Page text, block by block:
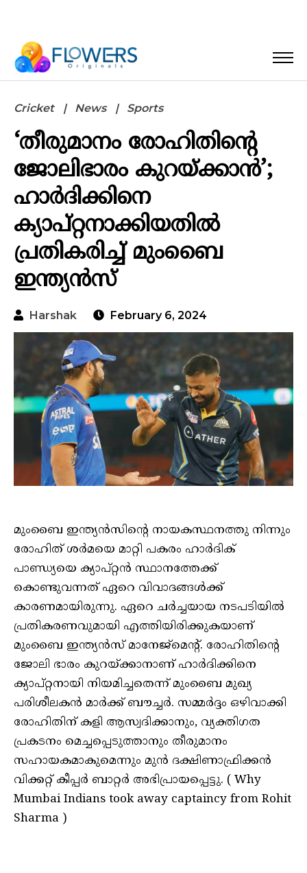
Cricket News Sports
‘തീരുമാനം രോഹിതിന്റെ
ജോലിഭാരം കുറയ്ക്കാൻ’;
ഹാർദിക്കിനെ
ക്യാപ്റ്റനാക്കിയതിൽ
പ്രതികരിച്ച് മുംബൈ
ഇന്ത്യൻസ്
Harshak February 6, 2024
മുംബൈ ഇന്ത്യൻസിന്റെ നായകസ്ഥനത്തു നിന്നും
രോഹിത് ശർമയെ മാറ്റി പകരം ഹാർദിക്
പാണ്ഡ്യയെ ക്യാപ്റ്റൻ സ്ഥാനത്തേക്ക്
കൊണ്ടുവന്നത് ഏറെ വിവാദങ്ങൾക്ക്
കാരണമായിരുന്നു. ഏറെ ചർച്ചയായ നടപടിയിൽ
പ്രതികരണവുമായി എത്തിയിരിക്കുകയാണ്
മുംബൈ ഇന്ത്യൻസ് മാനേജ്മെന്റ്. രോഹിതിൻ്റെ
ജോലി ഭാരം കുറയ്ക്കാനാണ് ഹാർദിക്കിനെ
ക്യാപ്റ്റനായി നിയമിച്ചതെന്ന് മുംബൈ മുഖ്യ
പരിശീലകൻ മാർക്ക് ബൗച്ചർ. സമ്മർദ്ദം ഒഴിവാക്കി
രോഹിതിന് കളി ആസ്വദിക്കാനും, വ്യക്തിഗത
പ്രകടനം മെച്ചപ്പെടുത്താനും തീരുമാനം
സഹായകമാകുമെന്നും മുൻ ദക്ഷിണാഫ്രിക്കൻ
വിക്കറ്റ് കീപ്പർ ബാറ്റർ അഭിപ്രായപ്പെട്ടു. ( Why
Mumbai Indians took away captaincy from Rohit
Sharma )